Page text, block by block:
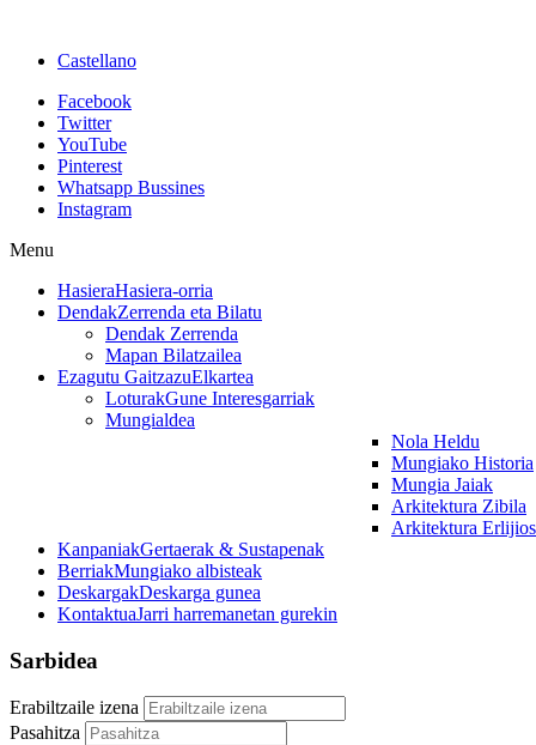
Castellano
Facebook
Twitter
YouTube
Pinterest
Whatsapp Bussines
Instagram
Menu
HasieraHasiera-orria
DendakZerrenda eta Bilatu
Dendak Zerrenda
Mapan Bilatzailea
Ezagutu GaitzazuElkartea
LoturakGune Interesgarriak
Mungialdea
Nola Heldu
Mungiako Historia
Mungia Jaiak
Arkitektura Zibila
Arkitektura
KanpaniakGertaerak & Sustapenak
BerriakMungiako albisteak
DeskargakDeskarga gunea
KontaktuaJarri harremanetan gurekin
Sarbidea
Erabiltzaile izena
Pasahitza